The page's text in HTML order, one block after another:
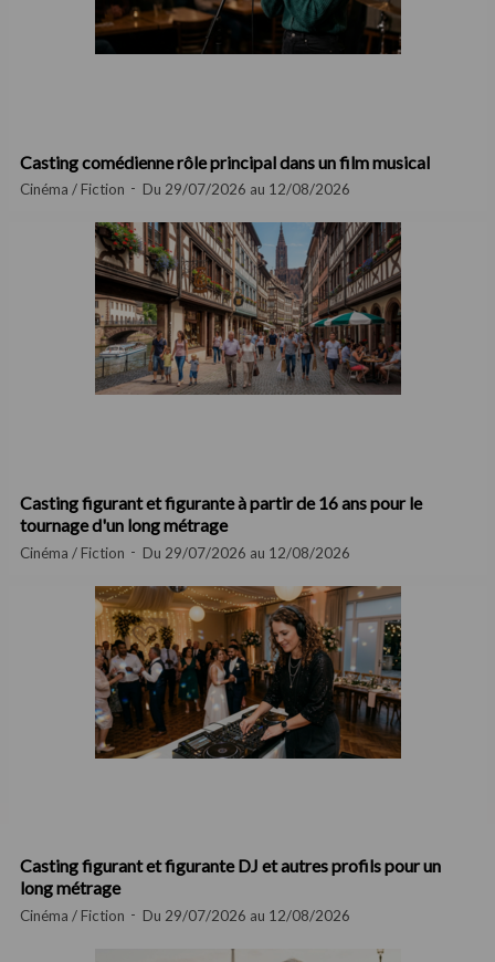
Casting comédienne rôle principal dans un film musical
Cinéma / Fiction Du 29/07/2026 au 12/08/2026
Casting figurant et figurante à partir de 16 ans pour le
tournage d'un long métrage
Cinéma / Fiction Du 29/07/2026 au 12/08/2026
Casting figurant et figurante DJ et autres profils pour un
long métrage
Cinéma / Fiction Du 29/07/2026 au 12/08/2026